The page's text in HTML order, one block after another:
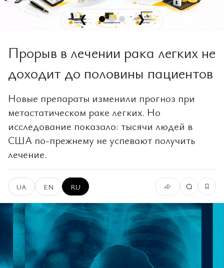
❮ ❯
Прорыв в лечении рака легких не
доходит до половины пациентов
Новые препараты изменили прогноз при
метастатическом раке легких. Но
исследование показало: тысячи людей в
США по-прежнему не успевают получить
лечение.
UA EN RU